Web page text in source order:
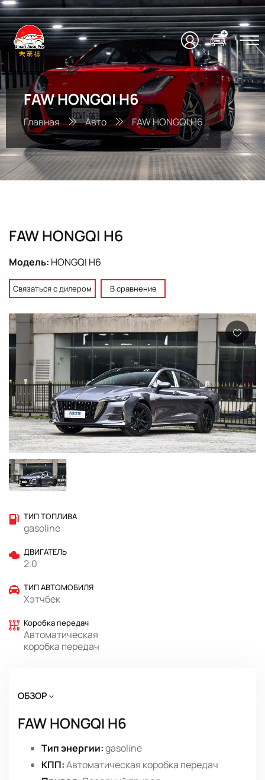
FAW HONGQI H6
Главная Авто FAW HONGQI H6
FAW HONGQI H6
Модель: HONGQI H6
Связаться с дилером В сравнение
ТИП ТОПЛИВА
gasoline
ДВИГАТЕЛЬ
2.0
ТИП АВТОМОБИЛЯ
Хэтчбек
Коробка передач
Автоматическая
коробка передач
ОБЗОР
FAW HONGQI H6
Тип энергии:gasoline
КПП:Автоматическая коробка передач